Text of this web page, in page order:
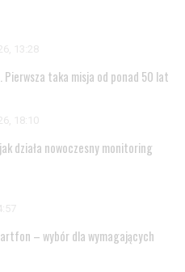
13:28
taka misja od ponad 50 lat
18:10
działa nowoczesny monitoring
– wybór dla wymagających